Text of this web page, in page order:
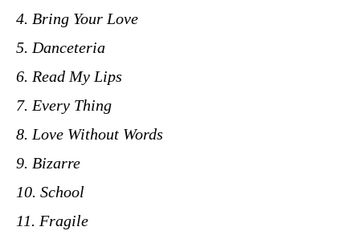
4. Bring Your Love
5. Danceteria
6. Read My Lips
7. Every Thing
8. Love Without Words
9. Bizarre
10. School
11. Fragile